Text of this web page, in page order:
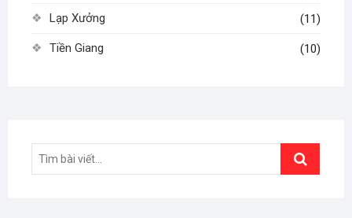
Lạp Xưởng (11)
Tiền Giang (10)
Search